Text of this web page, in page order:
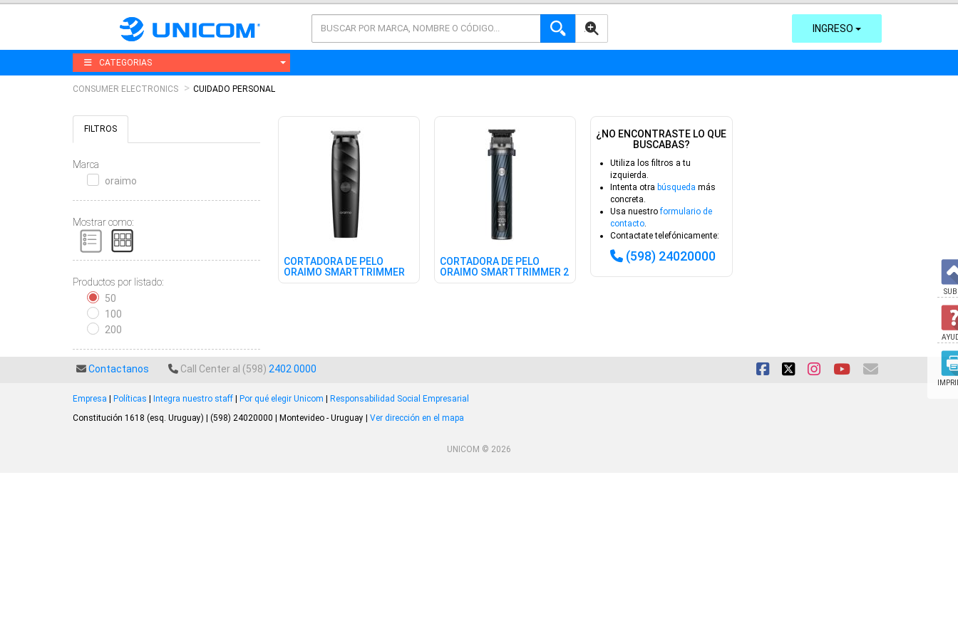
AVANZADA INGRESO
CATEGORIAS
CONSUMER ELECTRONICS CUIDADO PERSONAL
FILTROS
Marca
oraimo
Mostrar como:
Productos por listado:
50
100
200
CORTADORA DE PELO
ORAIMO SMARTTRIMMER
HOME
CORTADORA DE PELO
ORAIMO SMARTTRIMMER 2
PRO
¿NO ENCONTRASTE LO QUE
BUSCABAS?
Utiliza los filtros a tu
izquierda.
Intenta otra búsqueda más
concreta.
Usa nuestroformulario de
contacto
Contactate telefónicamente:
(598) 24020000
Contactanos Call Center al (598) 2402 0000
Empresa | Políticas | Integra nuestro staff | Por qué elegir Unicom | Responsabilidad Social Empresarial
Constitución 1618 (esq. Uruguay) | (598) 24020000 | Montevideo - Uruguay | Ver dirección en el mapa
UNICOM © 2026